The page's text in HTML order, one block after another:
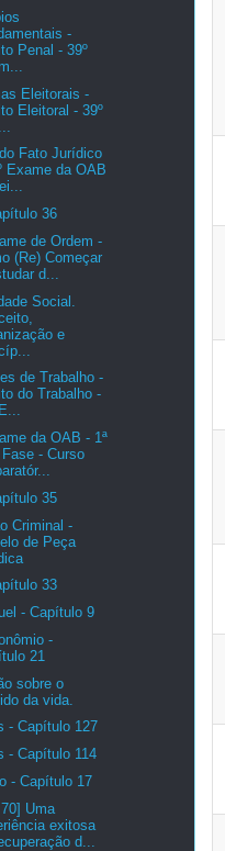
-
Penal - 39º
Eleitorais -
Eleitoral - 39º
Fato Jurídico
Exame da OAB
36
de Ordem -
(Re) Começar
d...
Social.
e
de Trabalho -
do Trabalho -
da OAB - 1ª
Fase - Curso
35
Criminal -
de Peça
33
- Capítulo 9
-
21
sobre o
da vida.
- Capítulo 127
- Capítulo 114
- Capítulo 17
Uma
exitosa
d...